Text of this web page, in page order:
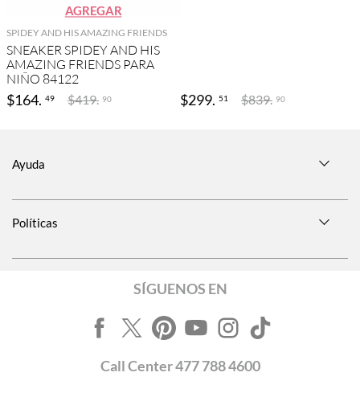
AGREGAR
SPIDEY AND HIS AMAZING FRIENDS
SNEAKER SPIDEY AND HIS
AMAZING FRIENDS PARA
NIÑO 84122
$164. 49 $419. 90 $299. 51 $839. 90
Ayuda
Políticas
SÍGUENOS EN
CallCenter477 788 4600